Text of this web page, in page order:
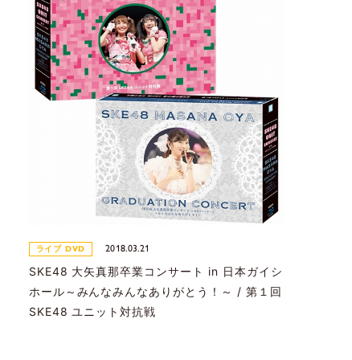
ライブ DVD 2018.03.21
SKE48 大矢真那卒業コンサート in 日本ガイシ
ホール～みんなみんなありがとう！～ / 第１回
SKE48 ユニット対抗戦